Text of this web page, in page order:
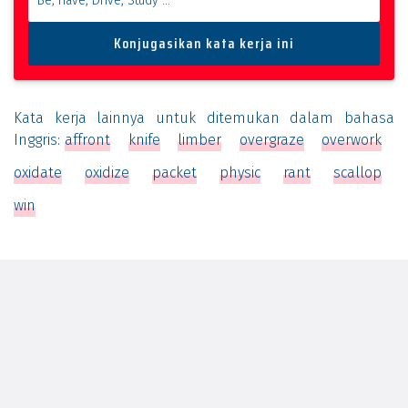
Kata kerja lainnya untuk ditemukan dalam bahasa
Inggris:affront knife limber overgraze
overwork
oxidate
oxidize packet physic rant
scallop
win